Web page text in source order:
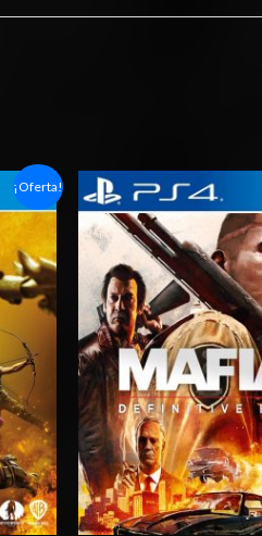
¡Oferta!
Rango
de
precios:
desde
$6.03
hasta
$10.03